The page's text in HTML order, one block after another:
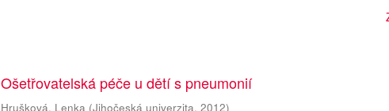
Ošetřovatelská péče u dětí s pneumonií
Hrušková, Lenka (Jihočeská univerzita,2012)